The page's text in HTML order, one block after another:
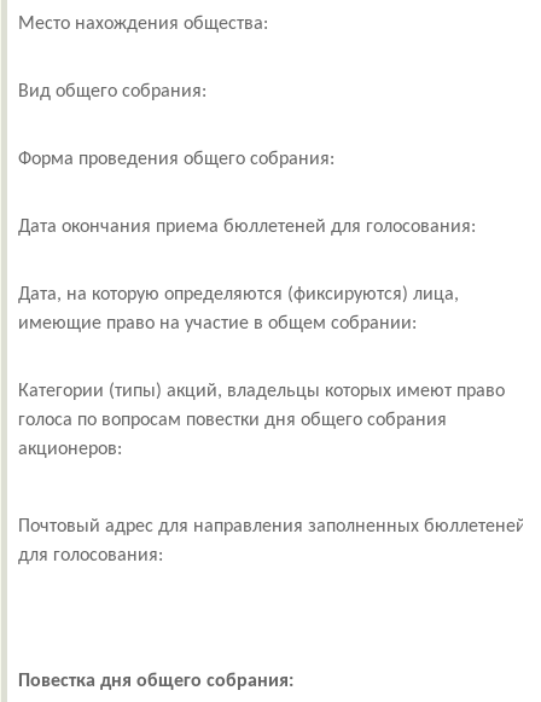
Место нахождения общества:
Вид общего собрания:
Форма проведения общего собрания:
Дата окончания приема бюллетеней для голосования:
Дата, на которую определяются (фиксируются) лица,
имеющие право на участие в общем собрании:
Категории (типы) акций, владельцы которых имеют право
голоса по вопросам повестки дня общего собрания
акционеров:
Почтовый адрес для направления заполненных бюллетеней
для голосования:
Повестка дня общего собрания: